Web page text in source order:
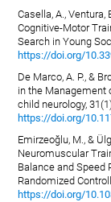
Casella, A., Ventura,
Cognitive-Motor
Search in Young
https://doi.org/
De Marco, A. P., &
in the Management
child neurology,
https://doi.org/
Emirzeoğlu, M., &
Neuromuscular
Balance and Speed
Randomized
https://doi.org/